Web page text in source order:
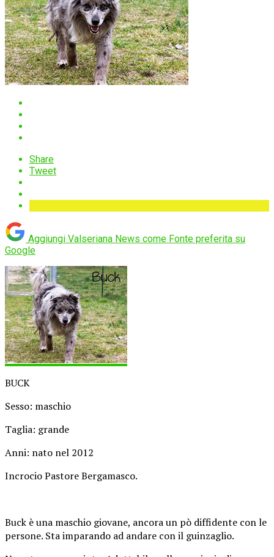
Share
Tweet
Aggiungi Valseriana News come Fonte preferita su
Google
BUCK
Sesso: maschio
Taglia: grande
Anni: nato nel 2012
Incrocio Pastore Bergamasco.
Buck è una maschio giovane, ancora un pò diffidente con le
persone. Sta imparando ad andare con il guinzaglio.